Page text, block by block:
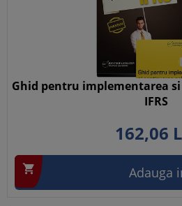
Ghid pentru implementarea
IFRS
162,06
 Adauga